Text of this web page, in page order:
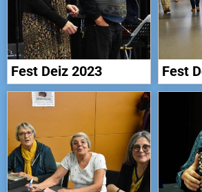
Fest Deiz 2023 Fest